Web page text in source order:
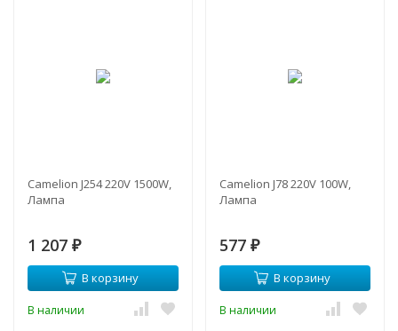
Camelion J254 220V 1500W,
Лампа
1 207 ₽
В корзину
В наличии
Camelion J78 220V 100W,
Лампа
577 ₽
В корзину
В наличии